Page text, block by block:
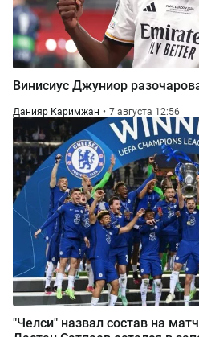
Винисиус Джуниор
Данияр Каримжан 7 августа 12:56
"Челси" назвал состав на